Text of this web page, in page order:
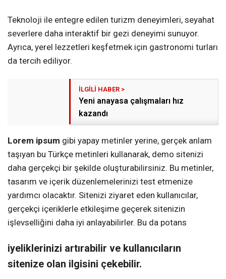
Teknoloji ile entegre edilen turizm deneyimleri, seyahat
severlere daha interaktif bir gezi deneyimi sunuyor.
Ayrıca, yerel lezzetleri keşfetmek için gastronomi turları
da tercih ediliyor.
Yeni anayasa çalışmaları hız
kazandı
Lorem ipsum gibi yapay metinler yerine, gerçek anlam
taşıyan bu Türkçe metinleri kullanarak, demo sitenizi
daha gerçekçi bir şekilde oluşturabilirsiniz. Bu metinler,
tasarım ve içerik düzenlemelerinizi test etmenize
yardımcı olacaktır. Sitenizi ziyaret eden kullanıcılar,
gerçekçi içeriklerle etkileşime geçerek sitenizin
işlevselliğini daha iyi anlayabilirler. Bu da potans
iyeliklerinizi artırabilir ve kullanıcıların
sitenize olan ilgisini çekebilir.